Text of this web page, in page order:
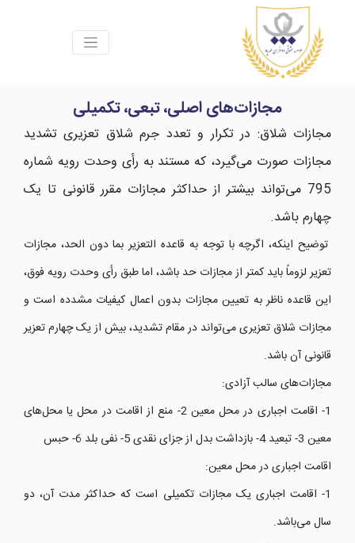
مجازات‌های اصلی، تبعی، تکمیلی
مجازات شلاق: در تکرار و تعدد جرم شلاق تعزیری تشدید
مجازات صورت می‌گیرد، که مستند به رأی وحدت رویه شماره
795 می‌تواند بیشتر از حداکثر مجازات مقرر قانونی تا یک
چهارم باشد.
توضیح اینکه، اگرچه با توجه به قاعده التعزیر بما دون الحد، مجازات
تعزیر لزوماً باید کمتر از مجازات حد باشد، اما طبق رأی وحدت رویه فوق،
این قاعده ناظر به تعیین مجازات بدون اعمال کیفیات مشدده است و
مجازات شلاق تعزیری می‌تواند در مقام تشدید، بیش از یک چهارم تعزیر
قانونی آن باشد.
مجازات‌های سالب آزادی:
1- اقامت اجباری در محل معین 2- منع از اقامت در محل یا محل‌های
معین 3- تبعید 4- بازداشت بدل از جزای نقدی 5- نفی بلد 6- حبس
اقامت اجباری در محل معین:
1- اقامت اجباری یک مجازات تکمیلی است که حداکثر مدت آن، دو
سال می‌باشد.